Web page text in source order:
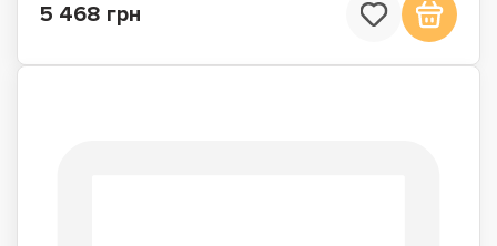
5 468 грн